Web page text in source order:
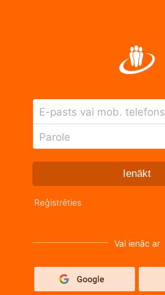
E-pasts vai mob. telefons
Parole
Ienākt
Reģistrēties
Vai ienāc ar